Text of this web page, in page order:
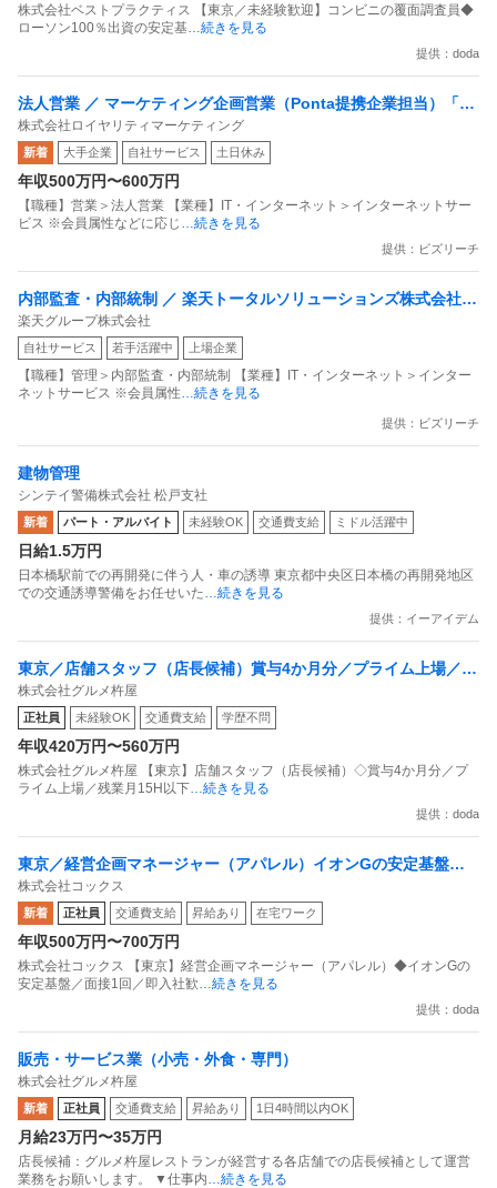
株式会社ベストプラクティス 【東京／未経験歓迎】コンビニの覆面調査員◆
ローソン100％出資の安定基 …続きを見る
提供：doda
法人営業 ／ マーケティング企画営業（Ponta提携企業担当）「国
内最大級の共通ポイントサービスを展開／無駄のない消費社会を
目指すデータマーケティングカンパニー」
株式会社ロイヤリティマーケティング
新着 大手企業 自社サービス 土日休み
年収500万円〜600万円
【職種】営業＞法人営業 【業種】IT・インターネット＞インターネットサー
ビス ※会員属性などに応じ
…続きを見る
提供：ビズリーチ
内部監査・内部統制 ／ 楽天トータルソリューションズ株式会社
戦略事業コンプライアンス支援部 業務統制支援課：ショップコン
プライアンス推進担当（SBCSD）
楽天グループ株式会社
自社サービス 若手活躍中 上場企業
【職種】管理＞内部監査・内部統制 【業種】IT・インターネット＞インター
ネットサービス ※会員属性 …続きを見る
提供：ビズリーチ
建物管理
シンテイ警備株式会社 松戸支社
新着 パート・アルバイト 未経験OK 交通費支給 ミドル活躍中
日給1.5万円
日本橋駅前での再開発に伴う人・車の誘導 東京都中央区日本橋の再開発地区
での交通誘導警備をお任せいた …続きを見る
提供：イーアイデム
東京／店舗スタッフ（店長候補）賞与4か月分／プライム上場／残
業月15H以下／新店オープン多数
株式会社グルメ杵屋
正社員 未経験OK 交通費支給 学歴不問
年収420万円〜560万円
株式会社グルメ杵屋 【東京】店舗スタッフ（店長候補）◇賞与4か月分／プ
ライム上場／残業月15H以下 …続きを見る
提供：doda
東京／経営企画マネージャー（アパレル）イオンGの安定基盤／
面接1回／即入社歓迎
株式会社コックス
新着 正社員 交通費支給 昇給あり 在宅ワーク
年収500万円〜700万円
株式会社コックス 【東京】経営企画マネージャー（アパレル）◆イオンGの
安定基盤／面接1回／即入社歓 …続きを見る
提供：doda
販売・サービス業（小売・外食・専門）
株式会社グルメ杵屋
新着 正社員 交通費支給 昇給あり 1日4時間以内OK
月給23万円〜35万円
店長候補：グルメ杵屋レストランが経営する各店舗での店長候補として運営
業務をお願いします。 ▼仕事内 …続きを見る